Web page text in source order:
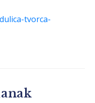
tvorca-